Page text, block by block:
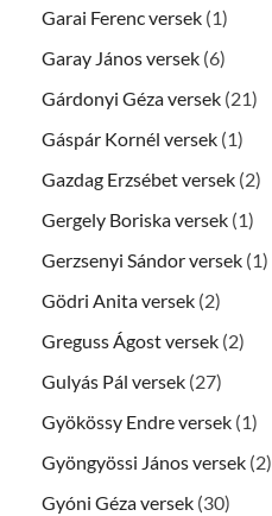
Garai Ferenc versek (1)
Garay János versek (6)
Gárdonyi Géza versek (21)
Gáspár Kornél versek (1)
Gazdag Erzsébet versek (2)
Gergely Boriska versek (1)
Gerzsenyi Sándor versek (1)
Gödri Anita versek (2)
Greguss Ágost versek (2)
Gulyás Pál versek (27)
Gyökössy Endre versek (1)
Gyöngyössi János versek (2)
Gyóni Géza versek (30)